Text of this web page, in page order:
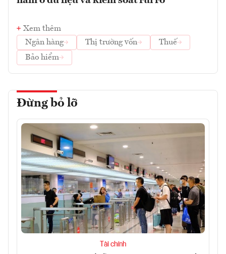
Xem thêm
Ngân hàng
Thị trường vốn
Thuế
Bảo hiểm
Đừng bỏ lỡ
Tài chính